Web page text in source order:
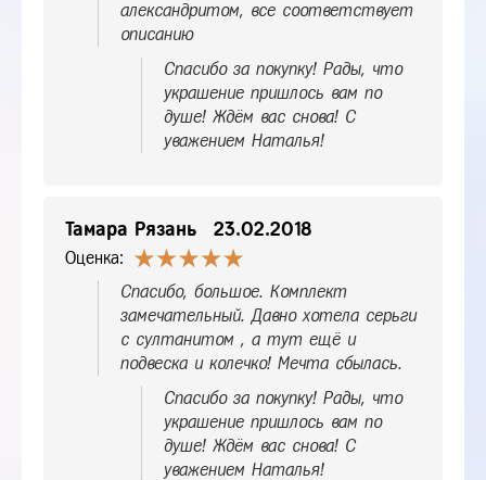
александритом, все соответствует
описанию
Спасибо за покупку! Рады, что
украшение пришлось вам по
душе! Ждём вас снова! С
уважением Наталья!
Тамара Рязань 23.02.2018
Оценка:
Спасибо, большое. Комплект
замечательный. Давно хотела серьги
с султанитом , а тут ещё и
подвеска и колечко! Мечта сбылась.
Спасибо за покупку! Рады, что
украшение пришлось вам по
душе! Ждём вас снова! С
уважением Наталья!